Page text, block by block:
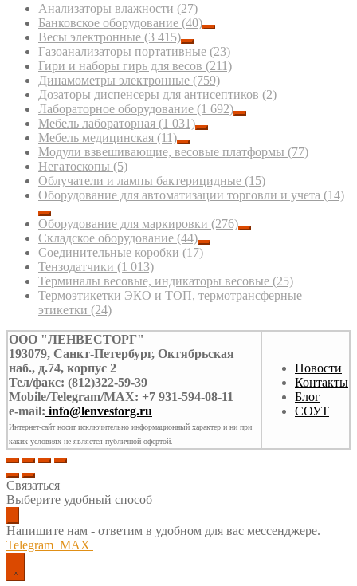
Анализаторы влажности (27)
Банковское оборудование (40)
Весы электронные (3 415)
Газоанализаторы портативные (23)
Гири и наборы гирь для весов (211)
Динамометры электронные (759)
Дозаторы диспенсеры для антисептиков (2)
Лабораторное оборудование (1 692)
Мебель лабораторная (1 031)
Мебель медицинская (11)
Модули взвешивающие, весовые платформы (77)
Негатоскопы (5)
Облучатели и лампы бактерицидные (15)
Оборудование для автоматизации торговли и учета (14)
Оборудование для маркировки (276)
Складское оборудование (44)
Соединительные коробки (17)
Тензодатчики (1 013)
Терминалы весовые, индикаторы весовые (25)
Термоэтикетки ЭКО и ТОП, термотрансферные
этикетки (24)
ООО "ЛЕНВЕСТОРГ"
193079, Санкт-Петербург, Октябрьская
наб., д.74, корпус 2
Тел/факс: (812)322-59-39
Mobile/Telegram/MAX: +7 931-594-08-11
e-mail: info@lenvestorg.ru
Интернет-сайт носит исключительно информационный характер и ни при
каких условиях не является публичной офертой.
Новости
Контакты
Блог
СОУТ
Связаться
Выберите удобный способ
Напишите нам - ответим в удобном для вас мессенджере.
Telegram MAX